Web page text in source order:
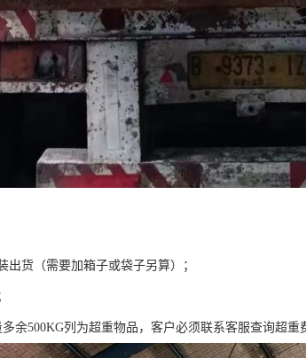
出货（需要加箱子或袋子另算）；
多余500KG列为超重物品，客户必须联系客服查询超重